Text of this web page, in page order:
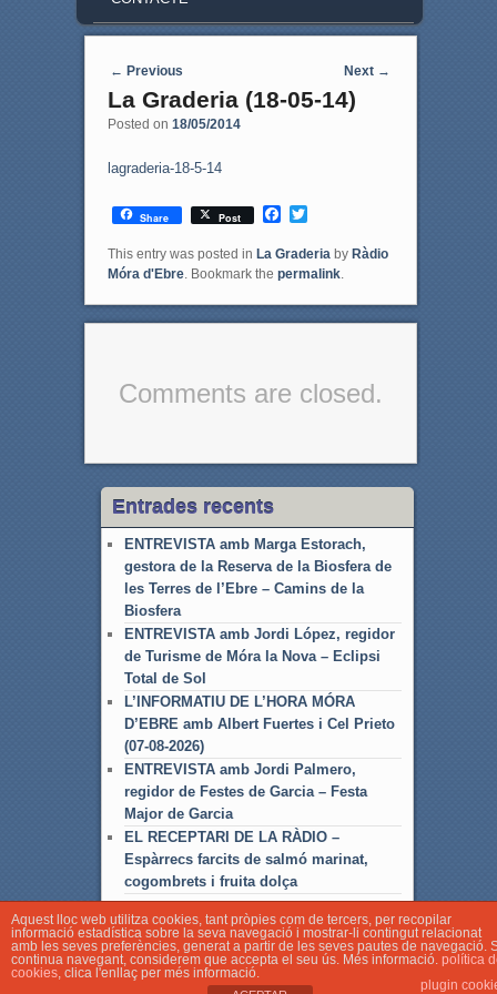
Post navigation
← Previous Next →
La Graderia (18-05-14)
Posted on 18/05/2014
lagraderia-18-5-14
Share Post
F
c
e
b
o
o
T
i
t
t
e
r
This entry was posted in La Graderia by Ràdio
Móra d'Ebre. Bookmark the permalink.
Comments are closed.
Entrades recents
ENTREVISTA amb Marga Estorach,
gestora de la Reserva de la Biosfera de
les Terres de l’Ebre – Camins de la
Biosfera
ENTREVISTA amb Jordi López, regidor
de Turisme de Móra la Nova – Eclipsi
Total de Sol
L’INFORMATIU DE L’HORA MÓRA
D’EBRE amb Albert Fuertes i Cel Prieto
(07-08-2026)
ENTREVISTA amb Jordi Palmero,
regidor de Festes de Garcia – Festa
Major de Garcia
EL RECEPTARI DE LA RÀDIO –
Espàrrecs farcits de salmó marinat,
cogombrets i fruita dolça
© Associació Local de Ràdio Móra d'Ebre
Aquest lloc web utilitza cookies, tant pròpies com de tercers, per recopilar
informació estadística sobre la seva navegació i mostrar-li contingut relacionat
amb les seves preferències, generat a partir de les seves pautes de navegació.
continua navegant, considerem que accepta el seu ús. Més informació. política
cookies, clica l'enllaç per més informació.
plugin